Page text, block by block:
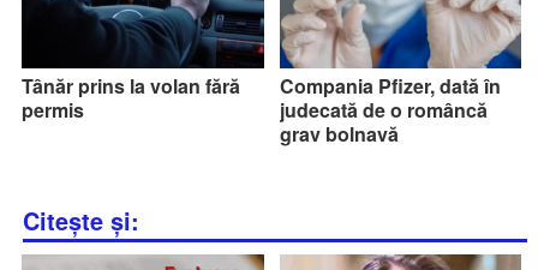
Tânăr prins la volan fără
permis
Compania Pfizer, dată în
judecată de o româncă
grav bolnavă
Citește și: